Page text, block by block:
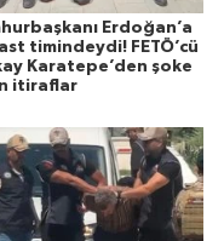
Erdoğan’a
timindeydi! FETÖ’cü
Karatepe’den şoke
itiraflar